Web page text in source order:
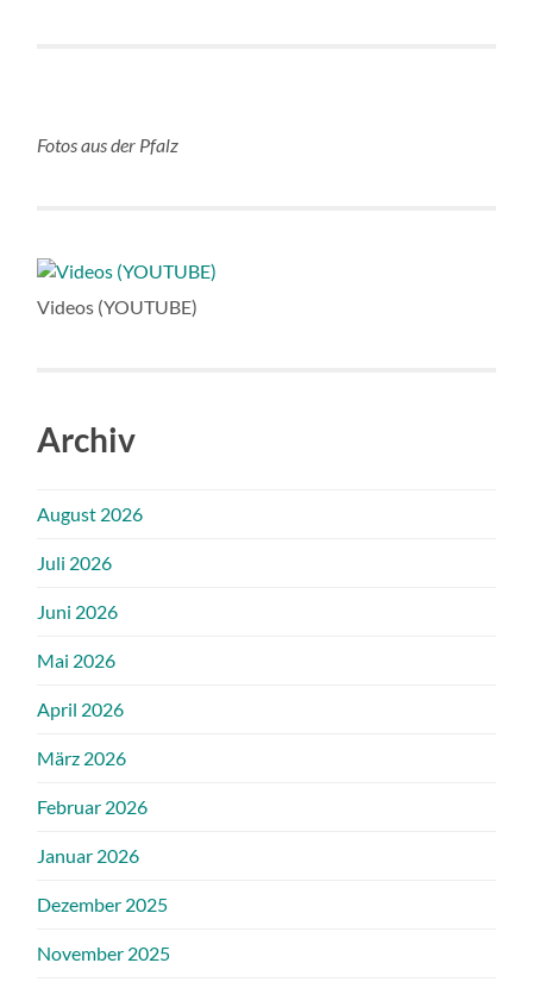
Fotos aus der Pfalz
Videos (YOUTUBE)
Archiv
August 2026
Juli 2026
Juni 2026
Mai 2026
April 2026
März 2026
Februar 2026
Januar 2026
Dezember 2025
November 2025